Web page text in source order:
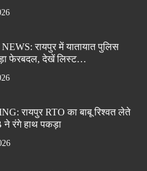
रायपुर में यातायात पुलिस
फेरबदल, देखें लिस्ट…
रायपुर RTO का बाबू रिश्वत लेते
ने रंगे हाथ पकड़ा